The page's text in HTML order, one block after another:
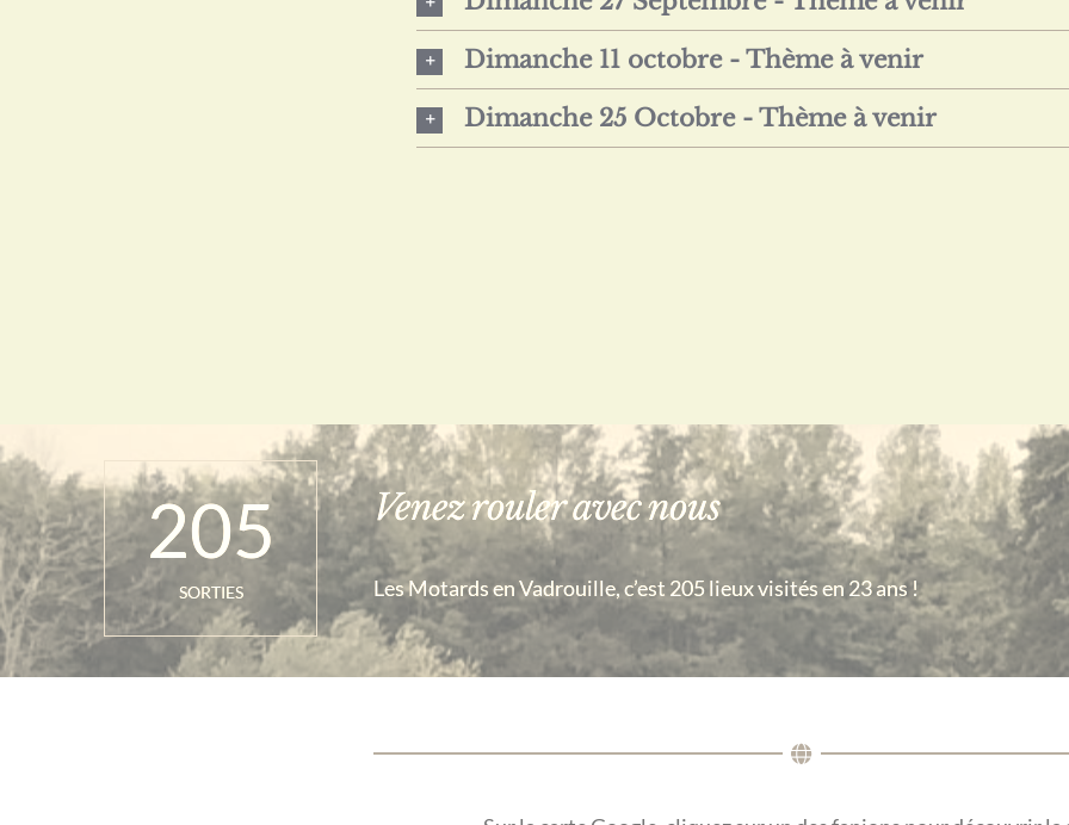
Dimanche 11 octobre - Thème à venir
Dimanche 25 Octobre - Thème à venir
205
SORTIES
Venez rouler avec nous
Les Motards en Vadrouille, c’est 205 lieux visités en 23 ans !